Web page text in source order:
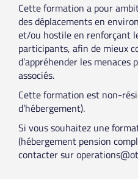
Cette formation a pour
des déplacements en
et/ou hostile en renforçant
participants, afin de mieux
d’appréhender les
associés.
Cette formation est non-
d’hébergement).
Si vous souhaitez une
(hébergement pension
contacter sur